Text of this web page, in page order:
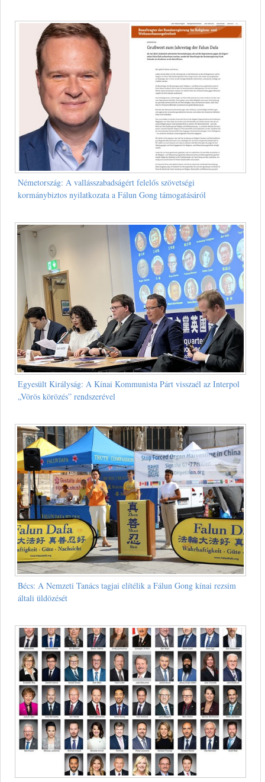
Németország: A vallásszabadságért felelős szövetségi
kormánybiztos nyilatkozata a Fálun Gong támogatásáról
Egyesült Királyság: A Kínai Kommunista Párt visszaél az Interpol
„Vörös körözés” rendszerével
Bécs: A Nemzeti Tanács tagjai elítélik a Fálun Gong kínai rezsim
általi üldözését